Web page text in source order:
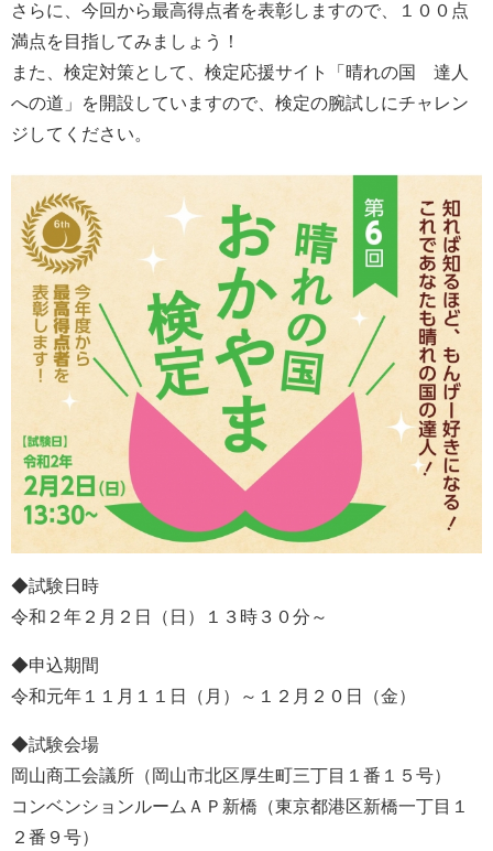
さらに、今回から最高得点者を表彰しますので、１００点
満点を目指してみましょう！
また、検定対策として、検定応援サイト「晴れの国 達人
への道」を開設していますので、検定の腕試しにチャレン
ジしてください。
◆試験日時
令和２年２月２日（日）１３時３０分～
◆申込期間
令和元年１１月１１日（月）～１２月２０日（金）
◆試験会場
岡山商工会議所（岡山市北区厚生町三丁目１番１５号）
コンベンションルームＡＰ新橋（東京都港区新橋一丁目１
２番９号）